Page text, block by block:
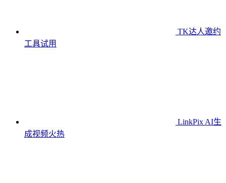
TK达人邀约
工具试用
LinkPix AI生
成视频火热